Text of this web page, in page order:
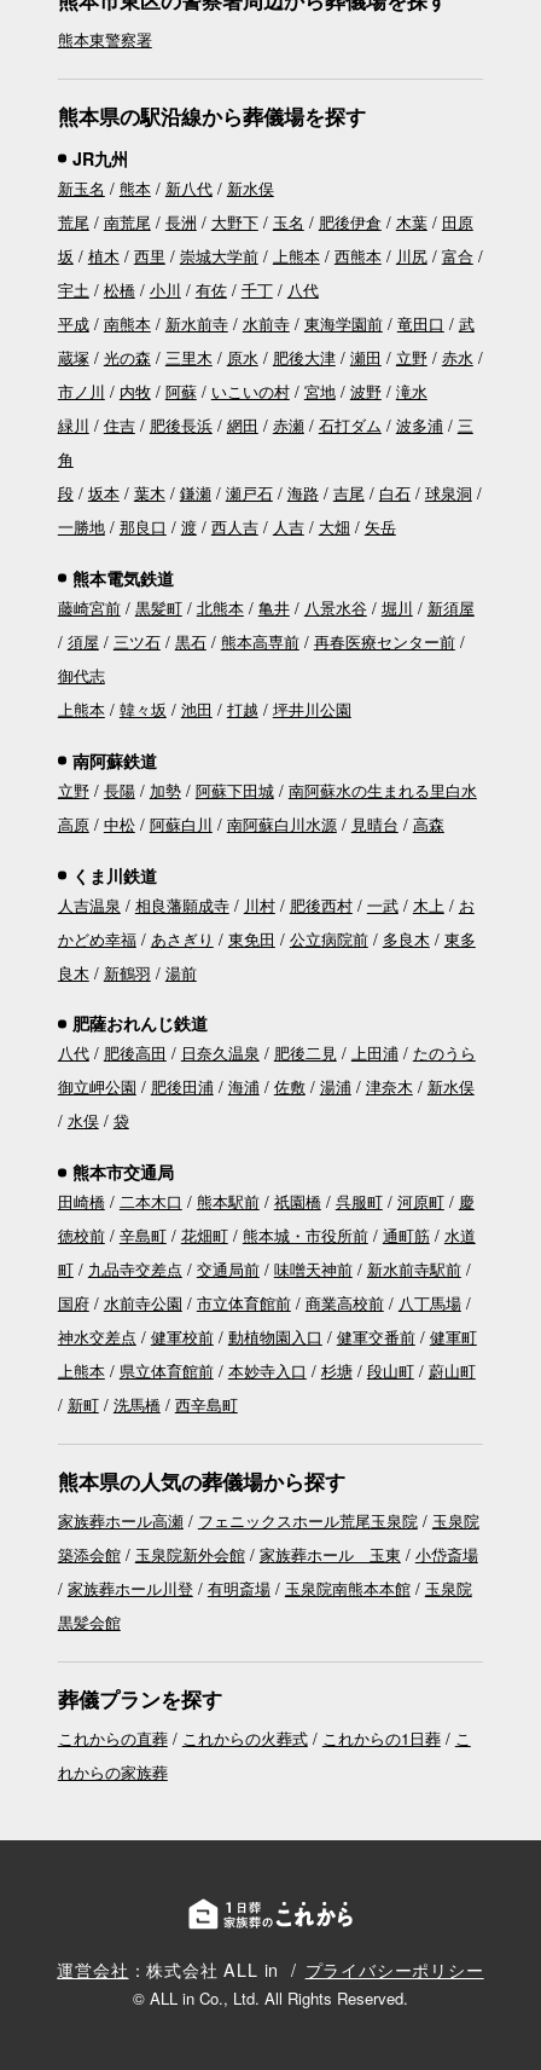
熊本東警察署
熊本県の駅沿線から葬儀場を探す
JR九州
新玉名 熊本 新八代
新水俣
荒尾
南荒尾 長洲 大野下 玉名 肥後伊倉 木葉
田原
坂
植木 西里 崇城大学前 上熊本 西熊本 川尻
富合
宇土
松橋 小川 有佐 千丁
八代
平成
南熊本 新水前寺 水前寺 東海学園前 竜田口
武
蔵塚
光の森 三里木 原水 肥後大津 瀬田 立野
赤水
市ノ川
内牧 阿蘇 いこいの村 宮地 波野
滝水
緑川
住吉 肥後長浜 網田 赤瀬 石打ダム 波多浦
三
角
段
坂本 葉木 鎌瀬 瀬戸石 海路 吉尾 白石
球泉洞
一勝地
那良口 渡 西人吉 人吉 大畑 矢岳
熊本電気鉄道
藤崎宮前 黒髪町 北熊本 亀井 八景水谷 堀川
新須屋
須屋
三ツ石 黒石 熊本高専前
再春医療センター前
御代志
上熊本
韓々坂 池田 打越 坪井川公園
南阿蘇鉄道
立野 長陽 加勢 阿蘇下田城
南阿蘇水の生まれる里白水
高原
中松 阿蘇白川 南阿蘇白川水源 見晴台 高森
くま川鉄道
人吉温泉 相良藩願成寺 川村 肥後西村 一武 木上
お
かどめ幸福
あさぎり 東免田 公立病院前 多良木
東多
良木
新鶴羽 湯前
肥薩おれんじ鉄道
八代 肥後高田 日奈久温泉 肥後二見 上田浦
たのうら
御立岬公園
肥後田浦 海浦 佐敷 湯浦 津奈木
新水俣
水俣
袋
熊本市交通局
田崎橋 二本木口 熊本駅前 祇園橋 呉服町 河原町
慶
徳校前
辛島町 花畑町 熊本城・市役所前 通町筋
水道
町
九品寺交差点 交通局前 味噌天神前
新水前寺駅前
国府
水前寺公園 市立体育館前 商業高校前
八丁馬場
神水交差点
健軍校前 動植物園入口 健軍交番前
健軍町
上熊本
県立体育館前 本妙寺入口 杉塘 段山町
蔚山町
新町
洗馬橋 西辛島町
熊本県の人気の葬儀場から探す
家族葬ホール高瀬 フェニックスホール荒尾玉泉院
玉泉院
築添会館
玉泉院新外会館 家族葬ホール 玉東
小岱斎場
家族葬ホール川登
有明斎場 玉泉院南熊本本館
玉泉院
黒髪会館
葬儀プランを探す
これからの直葬 これからの火葬式 これからの1日葬
こ
れからの家族葬
運営会社 ：株式会社 ALL in プライバシーポリシー
© ALL in Co., Ltd. All Rights Reserved.